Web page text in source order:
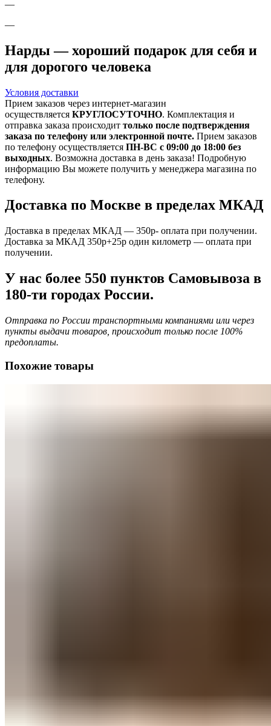
—
—
Нарды — хороший подарок для себя и
для дорогого человека
Условия доставки
Прием заказов через интернет-магазин
осуществляется КРУГЛОСУТОЧНО. Комплектация и
отправка заказа происходит только после подтверждения
заказа по телефону или электронной почте. Прием заказов
по телефону осуществляется ПН-ВС с 09:00 до 18:00 без
выходных. Возможна доставка в день заказа! Подробную
информацию Вы можете получить у менеджера магазина по
телефону.
Доставка по Москве в пределах МКАД
Доставка в пределах МКАД — 350р- оплата при получении.
Доставка за МКАД 350р+25р один километр — оплата при
получении.
У нас более 550 пунктов Самовывоза в
180-ти городах России.
Отправка по России транспортными компаниями или через
пункты выдачи товаров, происходит только после 100%
предоплаты.
Похожие товары